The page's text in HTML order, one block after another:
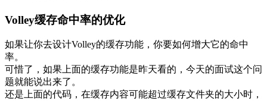
Volley缓存命中率的优化
如果让你去设计Volley的缓存功能，你要如何增大它的命中
率。
可惜了，如果上面的缓存功能是昨天看的，今天的面试这个问
题就能说出来了。
还是上面的代码，在缓存内容可能超过缓存文件夹的大小时，